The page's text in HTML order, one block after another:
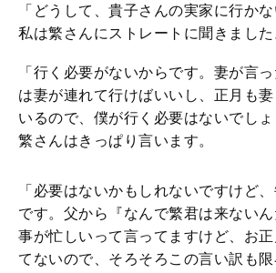
「どうして、貴子さんの実家に行かな
私は繁さんにストレートに聞きました
「行く必要がないからです。妻が言
は妻が連れて行けばいいし、正月も
いるので、僕が行く必要はないでしょ
繁さんはきっぱり言います。
「必要はないかもしれないですけど
です。父から『なんで繁君は来ない
事が忙しいって言ってますけど、お
てないので、そろそろこの言い訳も限